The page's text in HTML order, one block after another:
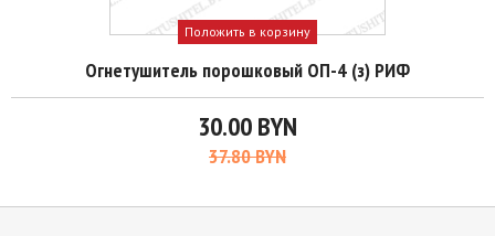
Положить в корзину
Огнетушитель порошковый ОП-4 (з) РИФ
30.00 BYN
37.80 BYN